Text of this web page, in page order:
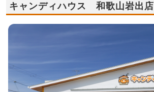
キャンディハウス 和歌山岩出店